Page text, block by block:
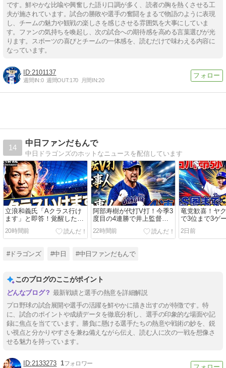
です。鮮やかな比喩や興奮した語り口調が多く、読者の胸を熱くさせる工
夫が施されています。試合の勝敗や選手の奮闘をまるで物語のように表現
し、チームの魅力や観戦の楽しさを感じさせる雰囲気を大事にしていま
す。ファンの気持ちを喚起し、次の試合への期待感を高める言葉選びが光
ります。スポーツの喜びとチームの一体感を、読むだけで味わえる内容に
なっています。
2101137
週間IN:0 週間OUT:170 月間IN:20
14
中日ファンだもんで
中日ドラゴンズのホットなニュースを配信しています
立浪和義氏「Aクラス行け
ます」と即答！覚醒した石
川昂弥の打撃分析＆阪神3
連戦のキーポイントを語る
20時間前
阿部寿樹が代打V打！今季3
度目の4連勝で井上監督も
絶賛「ここぞという時の切
り札」
22時間前
竜党歓喜！ヤ
で3位まで3ゲ
昂弥の決着打
に「カンパー
2日前
#ドラゴンズ #中日 #中日ファンだもんで
このブログのここがポイント
最新戦績と選手の熱意を詳細解説
プロ野球の試合展開や選手の活躍を鮮やかに描き出すのが特徴です。特
に、試合のポイントや成績データを徹底分析し、選手の印象的な場面や記
録に焦点を当てています。勝負に懸ける選手たちの熱意や戦術の妙を、鋭
い視点と分かりやすさを兼ね備えながら伝え、読む人に次の一戦を想像さ
せる魅力を持っています。
2133273 1